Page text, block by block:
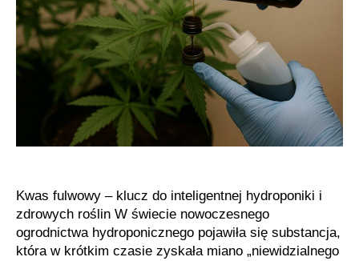
outdoor
Kwas fulwowy – klucz do inteligentnej hydroponiki i
zdrowych roślin W świecie nowoczesnego
ogrodnictwa hydroponicznego pojawiła się substancja,
która w krótkim czasie zyskała miano „niewidzialnego